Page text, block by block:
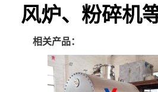
风炉、粉碎机
相关产品：